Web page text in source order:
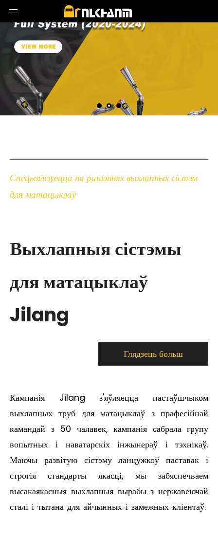
Спецыялізуецца на рашэннях выхлапных сістэм
для матацыклаў
Выхлапныя сістэмы
для матацыклаў
Jilang
Глядзець больш
Кампанія Jilang з'яўляецца пастаўшчыком
выхлапных труб для матацыклаў з прафесійнай
камандай з 50 чалавек, кампанія сабрала групу
вопытных і наватарскіх інжынераў і тэхнікаў.
Маючы развітую сістэму ланцужкоў паставак і
строгія стандарты якасці, мы забяспечваем
высакаякасныя выхлапныя вырабы з нержавеючай
сталі і тытана для айчынных і замежных кліентаў.